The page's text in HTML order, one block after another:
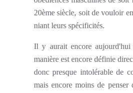
20ème siècle, soit de vouloir
niant leurs spécificités.
Il y aurait encore aujourd'hui
manière est encore définie
donc presque intolérable de
mais encore moins de